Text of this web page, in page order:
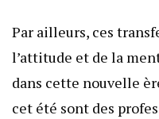
Par ailleurs, ces
l’attitude et de la
dans cette nouvelle
cet été sont des